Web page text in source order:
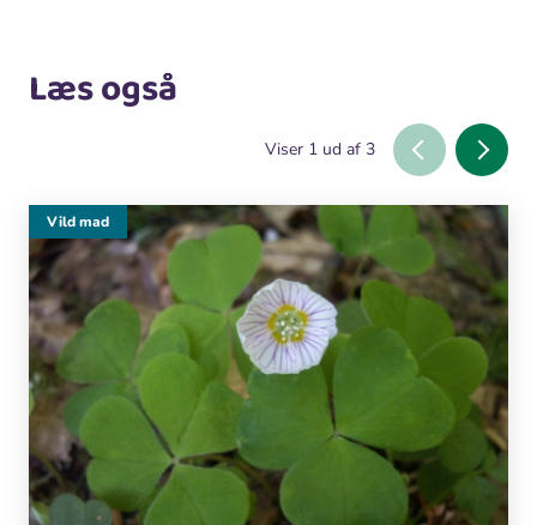
Læs også
Viser 1 ud af 3
Vild mad